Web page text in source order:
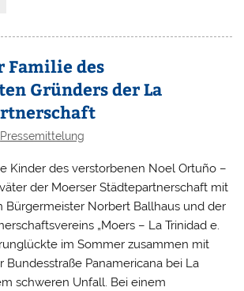
Familie des
Gründers der La
Pressemittelung
Kinder des verstorbenen Noel Ortuño –
der Moerser Städtepartnerschaft mit
Bürgermeister Norbert Ballhaus und der
„Moers – La Trinidad e.
im Sommer zusammen mit
Bundesstraße Panamericana bei La
schweren Unfall. Bei einem